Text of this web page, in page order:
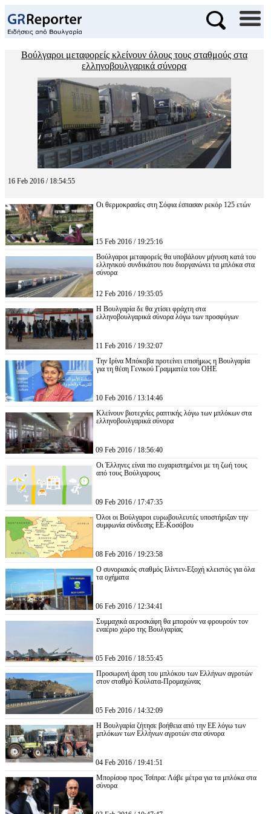
Βούλγαροι μεταφορείς κλείνουν όλους τους σταθμούς στα
ελληνοβουλγαρικά σύνορα
16 Feb 2016 / 18:54:55
Οι θερμοκρασίες στη Σόφια έσπασαν ρεκόρ 125 ετών
15 Feb 2016 / 19:25:16
Βούλγαροι μεταφορείς θα υποβάλουν μήνυση κατά του
ελληνικού συνδικάτου που διοργανώνει τα μπλόκα στα
σύνορα
12 Feb 2016 / 19:35:05
Η Βουλγαρία δε θα χτίσει φράχτη στα
ελληνοβουλγαρικά σύνορα λόγω των προσφύγων
11 Feb 2016 / 19:32:07
Την Ιρίνα Μπόκοβα προτείνει επισήμως η Βουλγαρία
για τη θέση Γενικού Γραμματέα του ΟΗΕ
10 Feb 2016 / 13:14:46
Κλείνουν βιοτεχνίες ραπτικής λόγω των μπλόκων στα
ελληνοβουλγαρικά σύνορα
09 Feb 2016 / 18:56:40
Οι Έλληνες είναι πιο ευχαριστημένοι με τη ζωή τους
από τους Βούλγαρους
09 Feb 2016 / 17:47:35
Όλοι οι Βούλγαροι ευρωβουλευτές υποστήριξαν την
συμφωνία σύνδεσης ΕΕ-Κοσόβου
08 Feb 2016 / 19:23:58
Ο συνοριακός σταθμός Ιλίντεν-Εξοχή κλειστός για όλα
τα οχήματα
06 Feb 2016 / 12:34:41
Συμμαχικά αεροσκάφη θα μπορούν να φρουρούν τον
εναέριο χώρο της Βουλγαρίας
05 Feb 2016 / 18:55:45
Προσωρινή άρση του μπλόκου των Ελλήνων αγροτών
στον σταθμό Κούλατα-Προμαχώνας
05 Feb 2016 / 14:32:09
Η Βουλγαρία ζήτησε βοήθεια από την ΕΕ λόγω των
μπλόκων των Ελλήνων αγροτών στα σύνορα
04 Feb 2016 / 19:41:51
Μπορίσοφ προς Τσίπρα: Λάβε μέτρα για τα μπλόκα στα
σύνορα